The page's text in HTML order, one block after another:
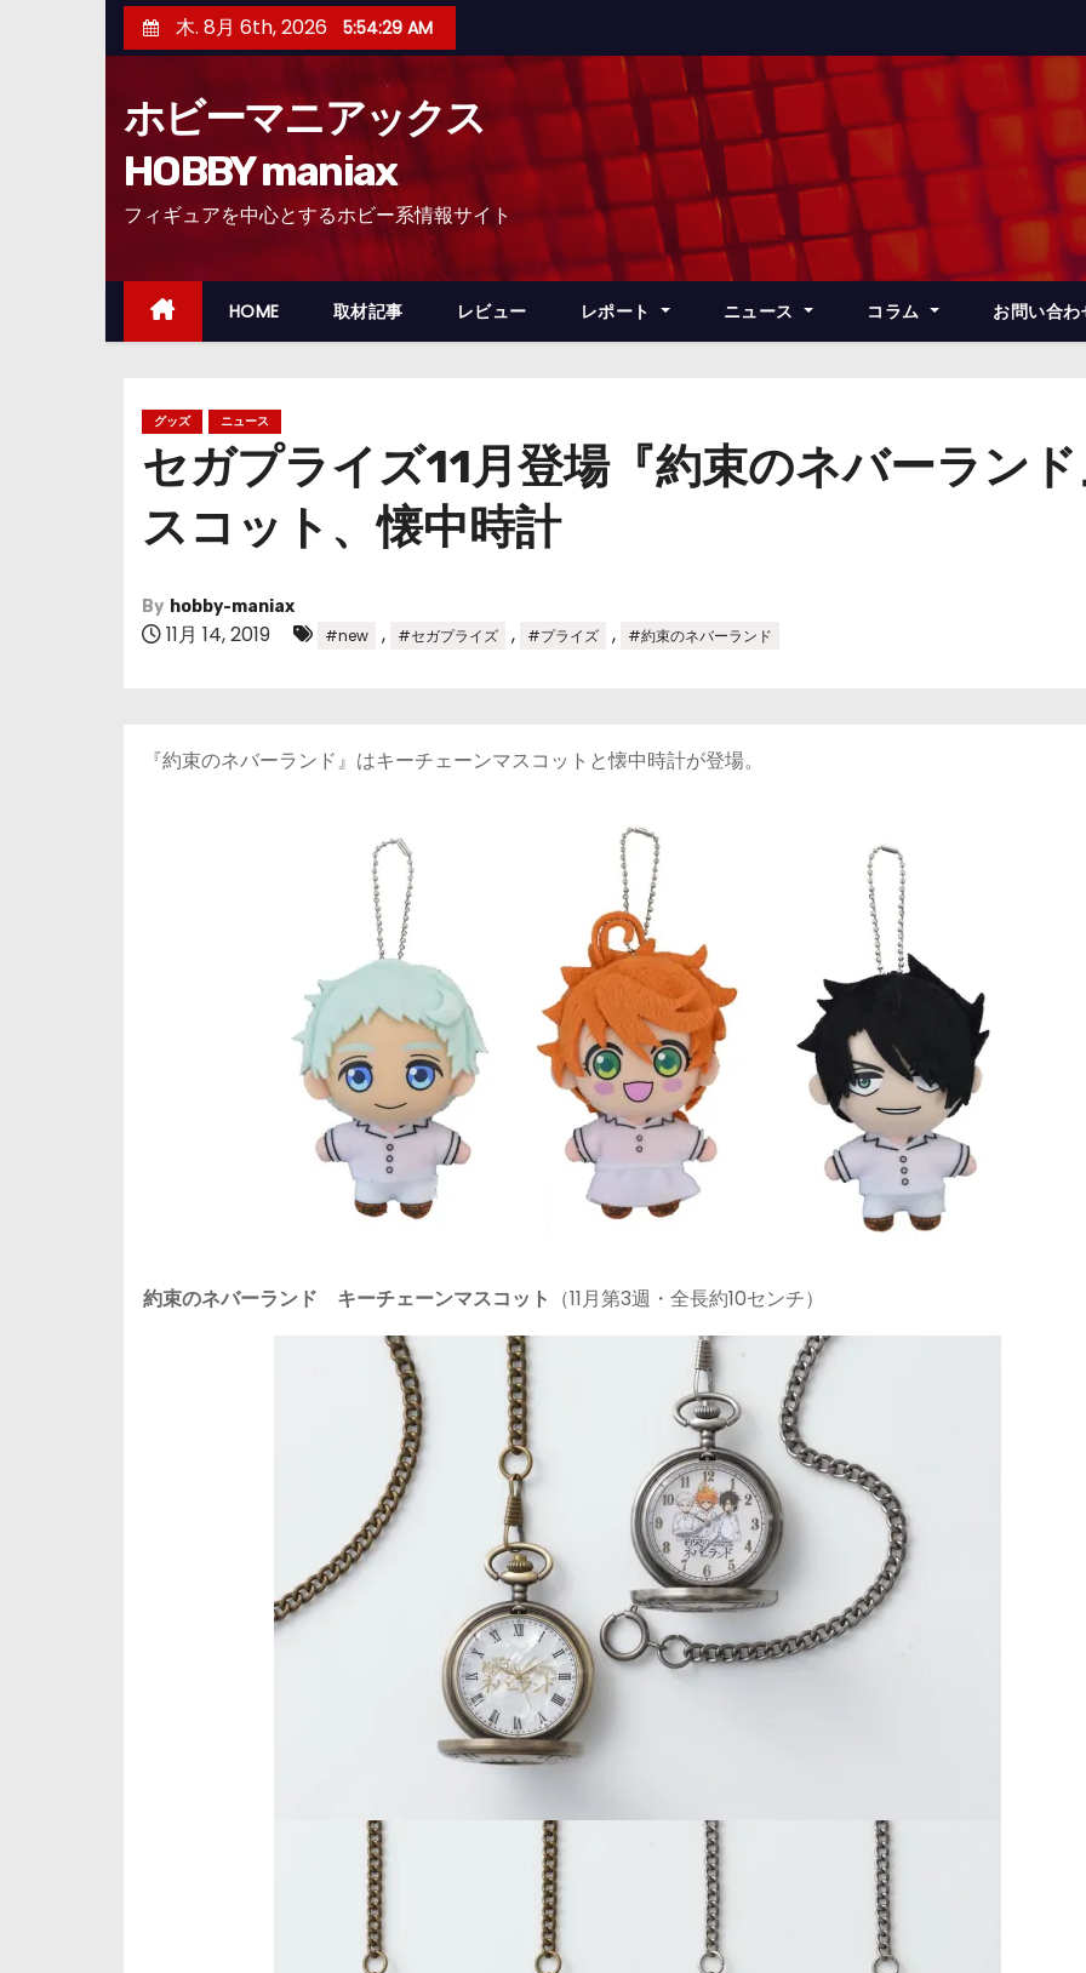
ン
ッ
木. 8月 6th, 2026 5:54:30 AM
ホビーマニアックス
HOBBY maniax
フィギュアを中心とするホビー系情報サイト
HOME 取材記事 レビュー レポート ニュース コラム お問い合わ
グッズ ニュース
セガプライズ11月登場『約束のネバーラン
スコット、懐中時計
By hobby-maniax
11月 14, 2019 #new , #セガプライズ , #プライズ , #約束のネバーランド
『約束のネバーランド』はキーチェーンマスコットと懐中時計が登場。
約束のネバーランド キーチェーンマスコット （11月第3週・全長約10センチ）